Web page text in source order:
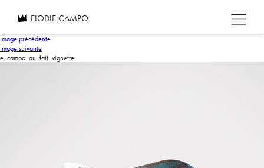
ELODIE CAMPO
Image précédente
Image suivante
e_campo_au_fait_vignette